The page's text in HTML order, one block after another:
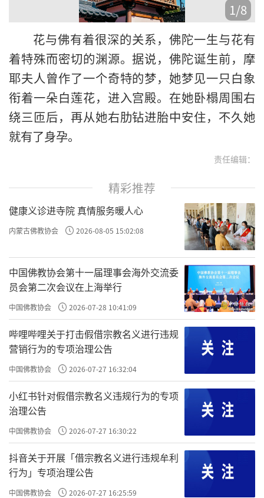
1/8
花与佛有着很深的关系，佛陀一生与花有
着特殊而密切的渊源。据说，佛陀诞生前，摩
耶夫人曾作了一个奇特的梦，她梦见一只白象
衔着一朵白莲花，进入宫殿。在她卧榻周围右
绕三匝后，再从她右肋钻进胎中安住，不久她
就有了身孕。
责任编辑：
精彩推荐
健康义诊进寺院 真情服务暖人心
内蒙古佛教协会 2026-08-05 15:02:08
中国佛教协会第十一届理事会海外交流委
员会第二次会议在上海举行
中国佛教协会 2026-07-28 10:41:09
哔哩哔哩关于打击假借宗教名义进行违规
营销行为的专项治理公告
中国佛教协会 2026-07-27 16:32:04
小红书针对假借宗教名义违规行为的专项
治理公告
中国佛教协会 2026-07-27 16:30:22
抖音关于开展「借宗教名义进行违规牟利
行为」专项治理公告
中国佛教协会 2026-07-27 16:25:59